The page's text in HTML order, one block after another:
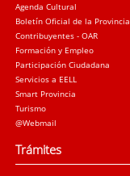
Agenda Cultural
Boletín Oficial de la Provincia
Contribuyentes - OAR
Formación y Empleo
Participación Ciudadana
Servicios a EELL
Smart Provincia
Turismo
@Webmail
Trámites